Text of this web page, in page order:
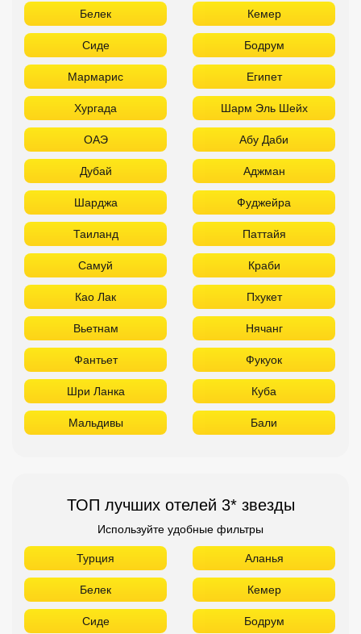
Белек Кемер
Сиде Бодрум
Мармарис Египет
Хургада Шарм Эль Шейх
ОАЭ Абу Даби
Дубай Аджман
Шарджа Фуджейра
Таиланд Паттайя
Самуй Краби
Као Лак Пхукет
Вьетнам Нячанг
Фантьет Фукуок
Шри Ланка Куба
Мальдивы Бали
ТОП лучших отелей 3* звезды
Используйте удобные фильтры
Турция Аланья
Белек Кемер
Сиде Бодрум